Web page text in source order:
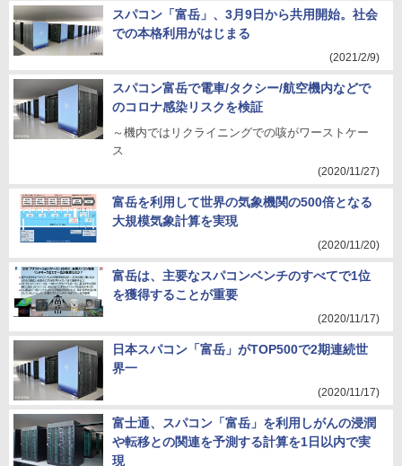
スパコン「富岳」、3月9日から共用開始。社会
での本格利用がはじまる
(2021/2/9)
スパコン富岳で電車/タクシー/航空機内などで
のコロナ感染リスクを検証
～機内ではリクライニングでの咳がワーストケー
ス
(2020/11/27)
富岳を利用して世界の気象機関の500倍となる
大規模気象計算を実現
(2020/11/20)
富岳は、主要なスパコンベンチのすべてで1位
を獲得することが重要
(2020/11/17)
日本スパコン「富岳」がTOP500で2期連続世
界一
(2020/11/17)
富士通、スパコン「富岳」を利用しがんの浸潤
や転移との関連を予測する計算を1日以内で実
現